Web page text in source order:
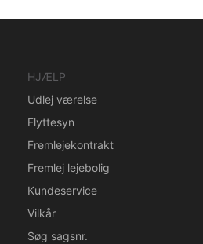
HJÆLP
Udlej værelse
Flyttesyn
Fremlejekontrakt
Fremlej lejebolig
Kundeservice
Vilkår
Søg sagsnr.